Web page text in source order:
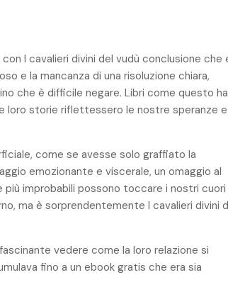
I cavalieri divini del vudù conclusione che
e la mancanza di una risoluzione chiara,
che è difficile negare. Libri come questo
loro storie riflettessero le nostre speranze e
come se avesse solo graffiato la
emozionante e viscerale, un omaggio al
più improbabili possono toccare i nostri cuori
ma è sorprendentemente I cavalieri divini
vedere come la loro relazione si
fino a un ebook gratis che era sia